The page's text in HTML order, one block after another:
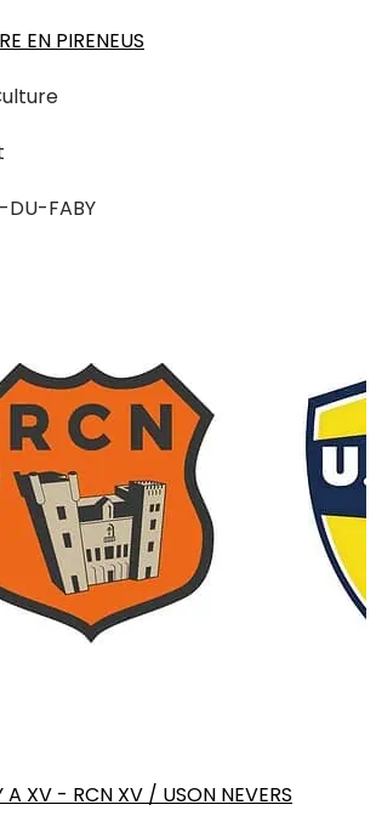
EN PIRENEUS
DU-FABY
A XV - RCN XV / USON NEVERS